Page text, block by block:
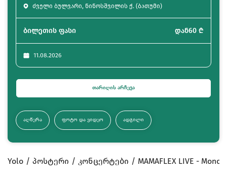
ძველი ბულვარი, ნინოსშვილის ქ. (ბათუმი)
ბილეთის ფასი დან60 ₾
11.08.2026
ᲗᲐᲠᲘᲦᲘᲡ ᲐᲠᲩᲔᲕᲐ
ᲐᲦᲬᲔᲠᲐ ᲤᲝᲢᲝ ᲓᲐ ᲕᲘᲓᲔᲝ ᲐᲓᲒᲘᲚᲘ
Yolo პოსტერი კონცერტები MAMAFLEX LIVE - Mono